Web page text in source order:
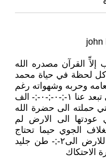
john
إلاِّ القرآن مصدره الله
كل لحظة في حياة محمد
وحربه وشهواته رغم
ان اقرب مجرة لنا -- ملكي ويي تبعد عنا ١-;-٠-;-٠-;- الف
حملته الى حضرة الله
عودتها الى الارض لم
الجوي حيما تحتاج
المركبات الفضاية حين العودة للارض الى٢-;- طن جليد
الاحتكاك